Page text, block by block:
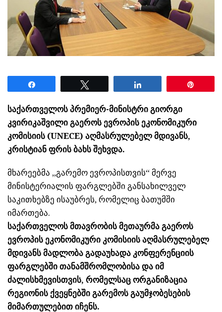
საქართველოს პრემიერ-მინისტრი გიორგი
კვირიკაშვილი გაეროს ევროპის ეკონომიკური
კომისიის (UNECE) აღმასრულებელ მდივანს,
კრისტიან ფრის ბახს შეხვდა.
მხარეებმა ,,გარემო ევროპისთვის“ მერვე
მინისტერიალის ფარგლებში განსახილველ
საკითხებზე ისაუბრეს, რომელიც ბათუმში
იმართება.
საქართველოს მთავრობის მეთაურმა გაეროს
ევროპის ეკონომიკური კომისიის აღმასრულებელ
მდივანს მადლობა გადაუხადა კონფერენციის
ფარგლებში თანამშრომლობისა და იმ
ძალისხმევისთვის, რომელსაც ორგანიზაცია
რეგიონის ქვეყნებში გარემოს გაუმჯობესების
მიმართულებით იჩენს.